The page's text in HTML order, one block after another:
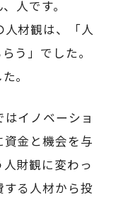
人です。
人材観は、「人
う」でした。
。
イノベーショ
金と機会を与
財観に変わっ
る人材から投